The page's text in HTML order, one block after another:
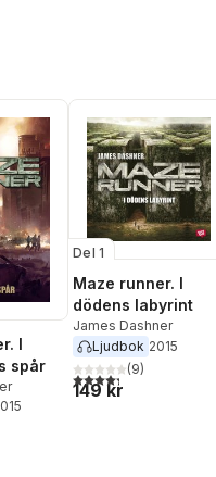
I
spår
Totalt antal röster:
Del 1
Maze runner. I
dödens labyrint
James Dashner
Ljudbok 2015
4,3utav 5 stjärnor.
(9)
149 kr